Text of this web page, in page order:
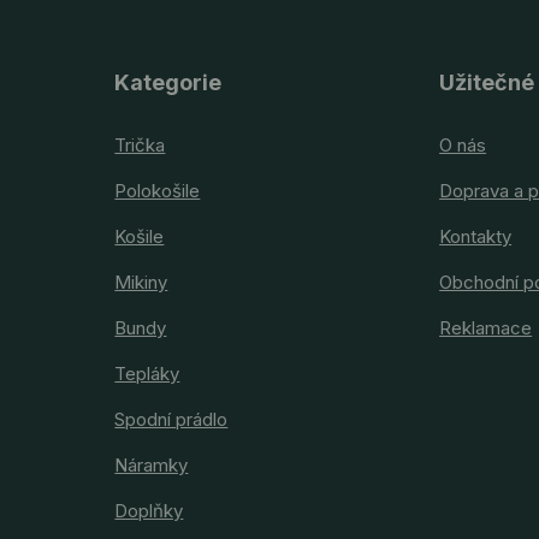
Kategorie
Trička
Polokošile
Košile
Mikiny
Bundy
Tepláky
Spodní prádlo
Náramky
Doplňky
O nás
Doprava a
Kontakty
Obchodní
Reklamace